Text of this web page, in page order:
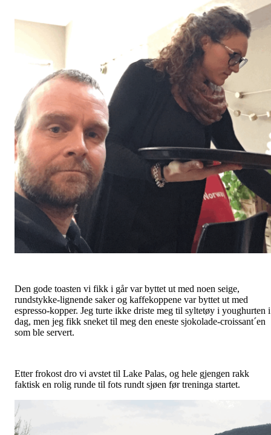
Den gode toasten vi fikk i går var byttet ut med noen seige,
rundstykke-lignende saker og kaffekoppene var byttet ut med
espresso-kopper. Jeg turte ikke driste meg til syltetøy i youghurten i
dag, men jeg fikk sneket til meg den eneste sjokolade-croissant´en
som ble servert.
Etter frokost dro vi avstet til Lake Palas, og hele gjengen rakk
faktisk en rolig runde til fots rundt sjøen før treninga startet.